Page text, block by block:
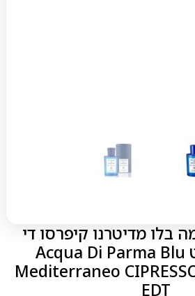
בלו מדיטרנו קיפרסו די
טוסקנה אדט Acqua Di Parma Blu
Mediterraneo
EDT